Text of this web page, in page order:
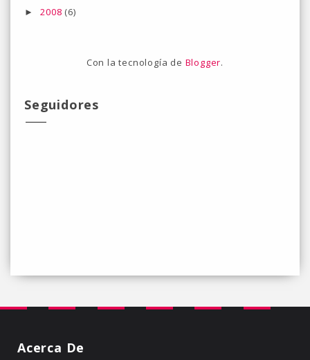
►2008 (6)
Con la tecnología de Blogger.
Seguidores
Acerca De